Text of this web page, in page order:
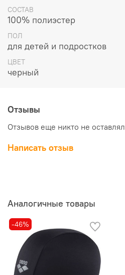
СОСТАВ
100% полиэстер
ПОЛ
для детей и подростков
ЦВЕТ
черный
Отзывы
Отзывов еще никто не оставлял
Написать отзыв
Аналогичные товары
-46%